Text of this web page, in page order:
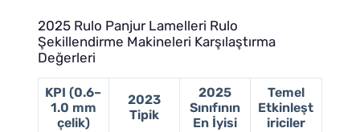
2025 Rulo Panjur Lamelleri Rulo
Şekillendirme Makineleri Karşılaştırma
Değerleri
KPI (0.6–
1.0 mm
çelik)
2023
Tipik
2025
Sınıfının
En İyisi
Temel
Etkinleşt
iriciler